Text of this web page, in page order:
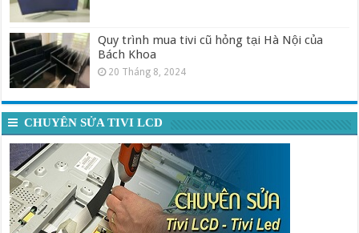
Quy trình mua tivi cũ hỏng tại Hà Nội của
Bách Khoa
20 Tháng 8, 2024
CHUYÊN SỬA TIVI LCD